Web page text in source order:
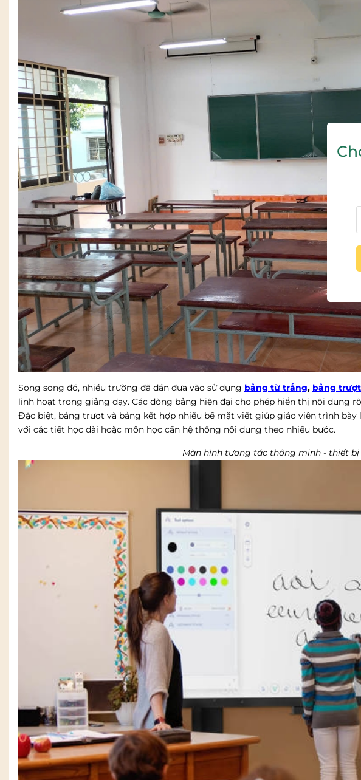
Song song đó, nhiều trường đã dần đưa vào sử dụng bảng từ trắng, bảng
linh hoạt trong giảng dạy. Các dòng bảng hiện đại cho phép hiển thị nội dung
Đặc biệt, bảng trượt và bảng kết hợp nhiều bề mặt viết giúp giáo viên trình
với các tiết học dài hoặc môn học cần hệ thống nội dung theo nhiều bước.
Màn hình tương tác thông minh - thiết bị